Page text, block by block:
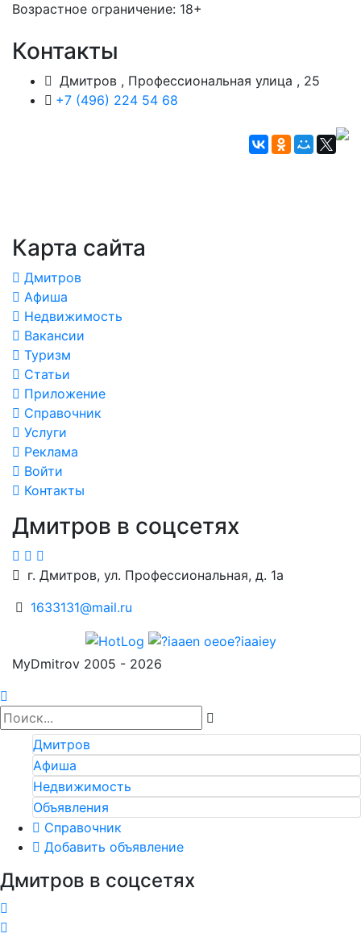
Возрастное ограничение: 18+
Контакты
Дмитров , Профессиональная улица , 25
+7 (496) 224 54 68
Карта сайта
Дмитров
Афиша
Недвижимость
Вакансии
Туризм
Статьи
Приложение
Справочник
Услуги
Реклама
Войти
Контакты
Дмитров в соцсетях
г. Дмитров, ул. Профессиональная, д. 1а
1633131@mail.ru
MyDmitrov 2005 - 2026
Дмитров
Афиша
Недвижимость
Объявления
Справочник
Добавить объявление
Дмитров в соцсетях